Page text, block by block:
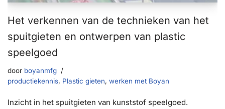
Het verkennen van de technieken van het
spuitgieten en ontwerpen van plastic
speelgoed
door boyanmfg
productiekennis, Plastic gieten, werken met Boyan
Inzicht in het spuitgieten van kunststof speelgoed.